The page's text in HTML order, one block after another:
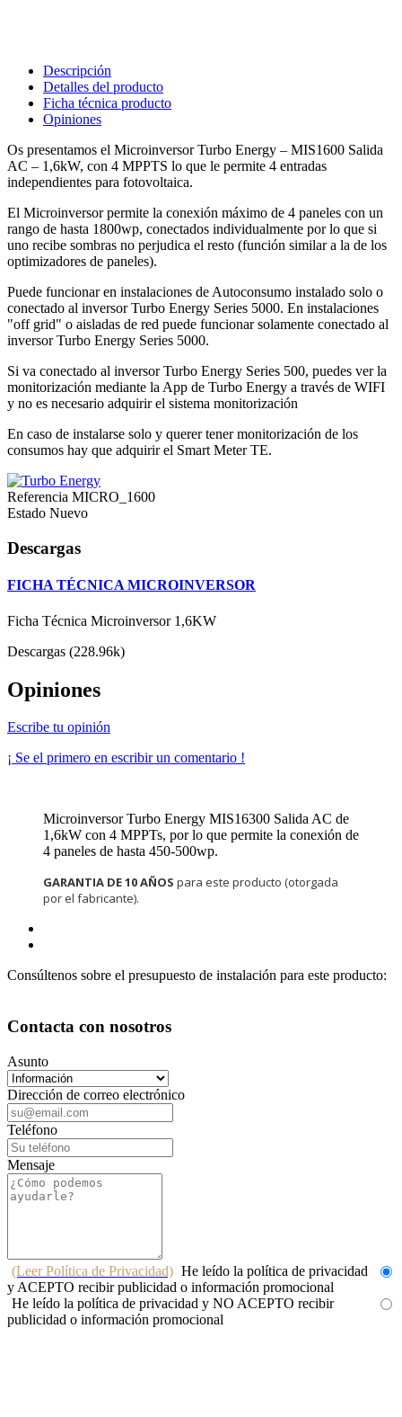
Descripción
Detalles del producto
Ficha técnica producto
Opiniones
Os presentamos el Microinversor Turbo Energy – MIS1600 Salida
AC – 1,6kW, con 4 MPPTS lo que le permite 4 entradas
independientes para fotovoltaica.
El Microinversor permite la conexión máximo de 4 paneles con un
rango de hasta 1800wp, conectados individualmente por lo que si
uno recibe sombras no perjudica el resto (función similar a la de los
optimizadores de paneles).
Puede funcionar en instalaciones de Autoconsumo instalado solo o
conectado al inversor Turbo Energy Series 5000. En instalaciones
"off grid" o aisladas de red puede funcionar solamente conectado al
inversor Turbo Energy Series 5000.
Si va conectado al inversor Turbo Energy Series 500, puedes ver la
monitorización mediante la App de Turbo Energy a través de WIFI
y no es necesario adquirir el sistema monitorización
En caso de instalarse solo y querer tener monitorización de los
consumos hay que adquirir el Smart Meter TE.
Referencia MICRO_1600
Estado Nuevo
Descargas
FICHA TÉCNICA MICROINVERSOR
Ficha Técnica Microinversor 1,6KW
Descargas (228.96k)
Opiniones
Escribe tu opinión
¡ Se el primero en escribir un comentario !
Microinversor Turbo Energy MIS16300 Salida AC de
1,6kW con 4 MPPTs, por lo que permite la conexión de
4 paneles de hasta 450-500wp.
GARANTIA DE 10 AÑOS para este producto (otorgada
por el fabricante).
Consúltenos sobre el presupuesto de instalación para este producto:
Contacta con nosotros
Asunto
Dirección de correo electrónico
Teléfono
Mensaje
(Leer Política de Privacidad) He leído la política de privacidad
y ACEPTO recibir publicidad o información promocional
He leído la política de privacidad y NO ACEPTO recibir
publicidad o información promocional